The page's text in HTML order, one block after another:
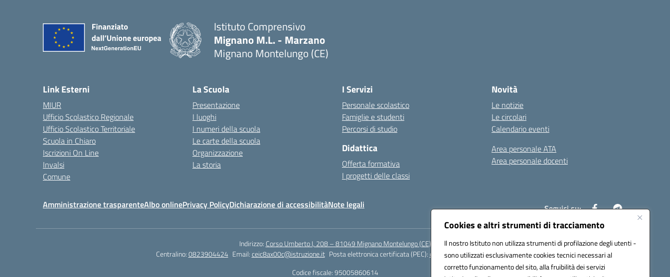
Cookies e altri strumenti di tracciamento
Il nostro Istituto non utilizza strumenti di profilazione degli utenti -
sono utilizzati esclusivamente cookies tecnici necessari al
corretto funzionamento del sito, alla fruibilità dei servizi
Istituto Comprensivo
Mignano M.L. - Marzano
Mignano Montelungo (CE)
Link Esterni
MIUR
Ufficio Scolastico Regionale
Ufficio Scolastico Territoriale
Scuola in Chiaro
Iscrizioni On Line
Invalsi
Comune
La Scuola
Presentazione
I luoghi
I numeri della scuola
Le carte della scuola
Organizzazione
La storia
I Servizi
Personale scolastico
Famiglie e studenti
Percorsi di studio
Didattica
Offerta formativa
I progetti delle classi
Novità
Le notizie
Le circolari
Calendario eventi
Area personale ATA
Area personale docenti
Amministrazione trasparenteAlbo onlinePrivacy PolicyDichiarazione di accessibilitàNote legali Seguici su:
Indirizzo: Corso Umberto I, 208 – 81049 Mignano Montelungo (CE)
Centralino:0823904424 Email:ceic8ax00c@istruzione.it Posta elettronica certificata (PEC):ceic8ax00c@pec.istruzione.it
Codice fiscale: 95005860614